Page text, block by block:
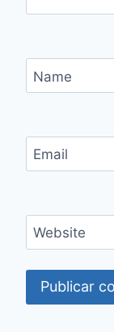
Name
Email
Website